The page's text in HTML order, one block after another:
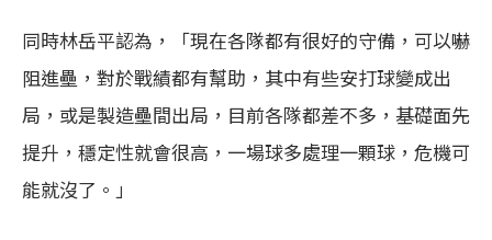
同時林岳平認為，「現在各隊都有很好的守備，可以嚇
阻進壘，對於戰績都有幫助，其中有些安打球變成出
局，或是製造壘間出局，目前各隊都差不多，基礎面先
提升，穩定性就會很高，一場球多處理一顆球，危機可
能就沒了。」